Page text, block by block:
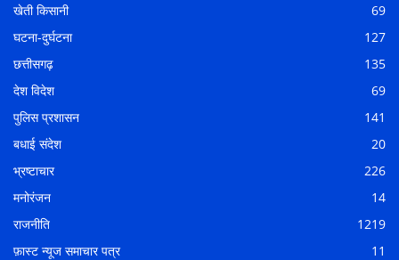
खेती किसानी
69
घटना-दुर्घटना
127
छत्तीसगढ़
135
देश विदेश
69
पुलिस प्रशासन
141
बधाई संदेश
20
भ्रष्टाचार
226
मनोरंजन
14
राजनीति
1219
फ़ास्ट न्यूज समाचार पत्र
11